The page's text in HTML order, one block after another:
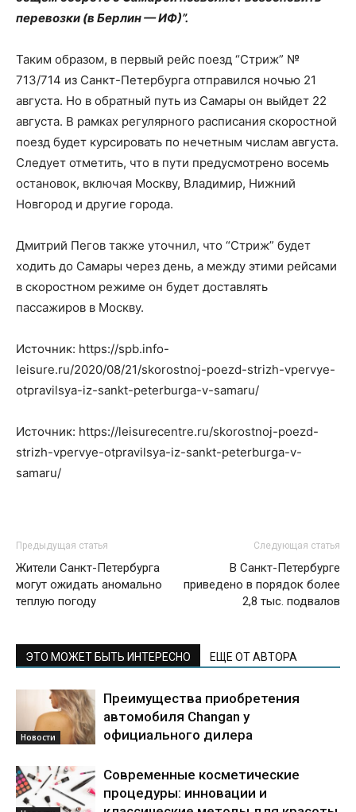
перевозки (в Берлин — ИФ)”.
Таким образом, в первый рейс поезд “Стриж” №
713/714 из Санкт-Петербурга отправился ночью 21
августа. Но в обратный путь из Самары он выйдет 22
августа. В рамках регулярного расписания скоростной
поезд будет курсировать по нечетным числам августа.
Следует отметить, что в пути предусмотрено восемь
остановок, включая Москву, Владимир, Нижний
Новгород и другие города.
Дмитрий Пегов также уточнил, что “Стриж” будет
ходить до Самары через день, а между этими рейсами
в скоростном режиме он будет доставлять
пассажиров в Москву.
Источник: https://spb.info-
leisure.ru/2020/08/21/skorostnoj-poezd-strizh-vpervye-
otpravilsya-iz-sankt-peterburga-v-samaru/
Источник: https://leisurecentre.ru/skorostnoj-poezd-
strizh-vpervye-otpravilsya-iz-sankt-peterburga-v-
samaru/
Предыдущая статья
Жители Санкт-Петербурга
могут ожидать аномально
теплую погоду
Следующая статья
В Санкт-Петербурге
приведено в порядок более
2,8 тыс. подвалов
ЭТО МОЖЕТ БЫТЬ ИНТЕРЕСНО ЕЩЕ ОТ АВТОРА
Новости
Преимущества приобретения
автомобиля Changan у
официального дилера
Современные косметические
процедуры: инновации и